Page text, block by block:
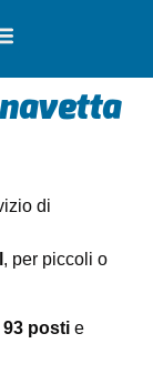
di
, per piccoli o
93 posti e